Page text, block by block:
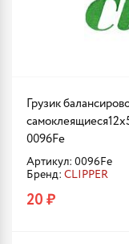
Грузик
0096Fe
Артикул: 0096Fe
Бренд: CLIPPER
20 ₽